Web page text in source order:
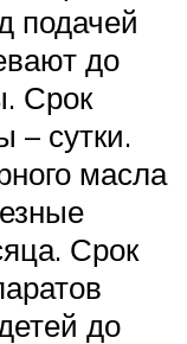
подачей
до
Срок
– сутки.
масла
Срок
до